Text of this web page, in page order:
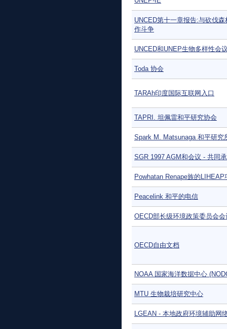
UNCED第十一章报告:与砍伐森
作斗争
UNCED和UNEP生物多样性会
Toda 协会
TARAh印度国际互联网入口
TAPRI. 坦佩雷和平研究协会
Spark M. Matsunaga 和平研究
SGR 1997 AGM和会议 - 共同
Powhatan Renape族的LIHEAP
Peacelink 和平的电信
OECD部长级环境政策委员会会
OECD自由文档
NOAA 国家海洋数据中心
MTU 生物栽培研究中心
LGEAN - 本地政府环境辅助网